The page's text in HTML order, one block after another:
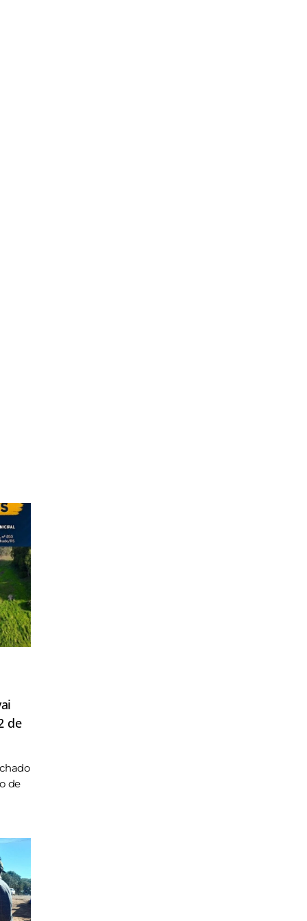
de
de